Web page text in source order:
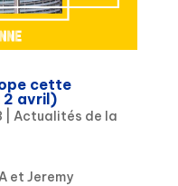
cette
2 avril)
Actualités de la
et Jeremy